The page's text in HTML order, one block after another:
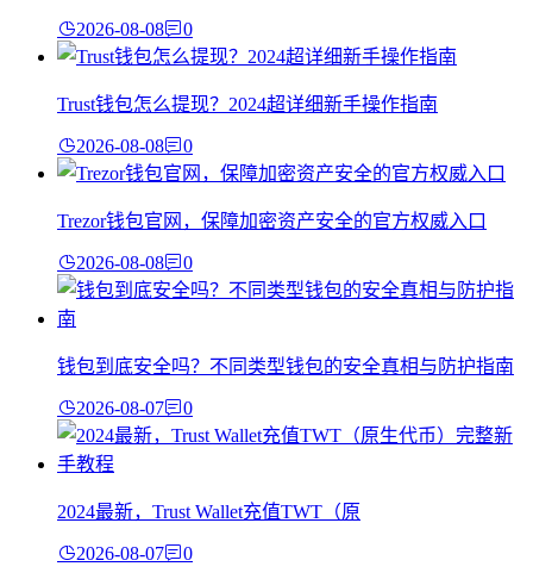
2026-08-08 0
Trust钱包怎么提现？2024超详细新手操作指南
2026-08-08 0
Trezor钱包官网，保障加密资产安全的官方权威入口
2026-08-08 0
钱包到底安全吗？不同类型钱包的安全真相与防护指南
2026-08-07 0
2024最新，Trust Wallet充值TWT（原
2026-08-07 0